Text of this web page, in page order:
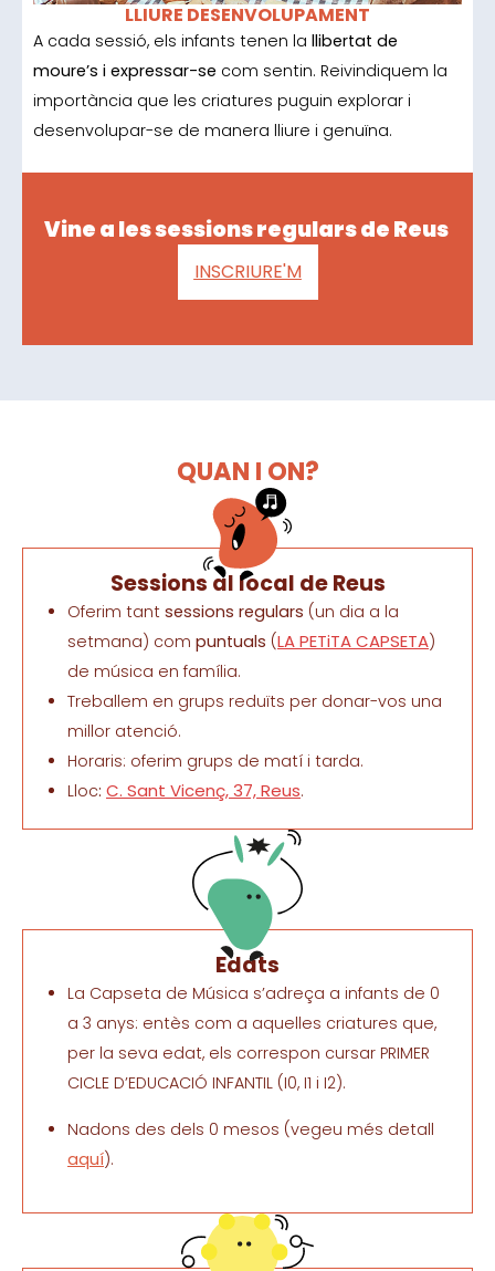
LLIURE DESENVOLUPAMENT
A cada sessió, els infants tenen la llibertat de
moure’s i expressar-se com sentin. Reivindiquem la
importància que les criatures puguin explorar i
desenvolupar-se de manera lliure i genuïna.
Vine a les sessions regulars de Reus
INSCRIURE'M
QUAN I ON?
Sessions al local de Reus
Oferim tant sessions regulars (un dia a la
setmana) com puntuals (LA PETiTA CAPSETA)
de música en família.
Treballem en grups reduïts per donar-vos una
millor atenció.
Horaris: oferim grups de matí i tarda.
Lloc: C. Sant Vicenç, 37,Reus.
Edats
La Capseta de Música s’adreça a infants de 0
a 3 anys: entès com a aquelles criatures que,
per la seva edat, els correspon cursar PRIMER
CICLE D’EDUCACIÓ INFANTIL (I0, I1 i I2).
Nadons des dels 0 mesos (vegeu més detall
aquí).